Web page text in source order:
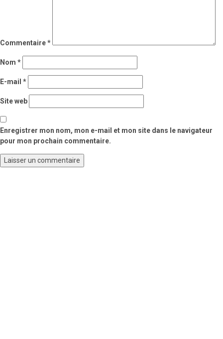
Commentaire*
Nom *
E-mail *
Site web
Enregistrer mon nom, mon e-mail et mon site dans le navigateur
pour mon prochain commentaire.